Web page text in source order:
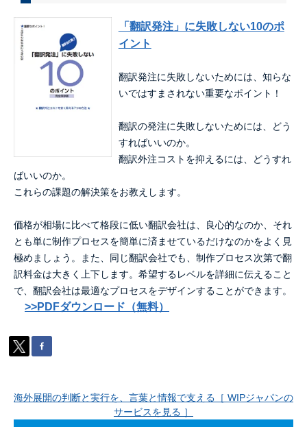
「翻訳発注」に失敗しない10のポ
イント
翻訳発注に失敗しないためには、知らな
いではすまされない重要なポイント！
翻訳の発注に失敗しないためには、どう
すればいいのか。
翻訳外注コストを抑えるには、どうすれ
ばいいのか。
これらの課題の解決策をお教えします。
価格が相場に比べて格段に低い翻訳会社は、良心的なのか、それ
とも単に制作プロセスを簡単に済ませているだけなのかをよく見
極めましょう。また、同じ翻訳会社でも、制作プロセス次第で翻
訳料金は大きく上下します。希望するレベルを詳細に伝えること
で、翻訳会社は最適なプロセスをデザインすることができます。
>>PDFダウンロード（無料）
海外展開の判断と実行を、言葉と情報で支える［ WIPジャパンの
サービスを見る ］